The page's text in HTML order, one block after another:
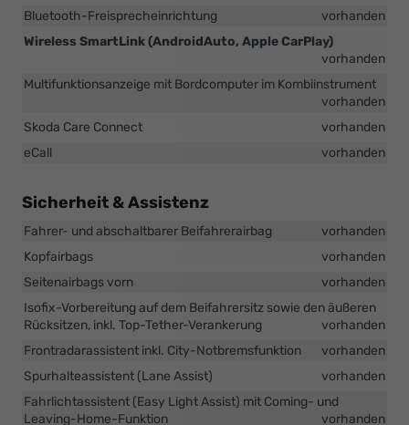
Bluetooth-Freisprecheinrichtung
vorhanden
Wireless SmartLink (AndroidAuto, Apple CarPlay)
vorhanden
Multifunktionsanzeige mit Bordcomputer im Kombiinstrument
vorhanden
Skoda Care Connect
vorhanden
eCall
vorhanden
Sicherheit & Assistenz
Fahrer- und abschaltbarer Beifahrerairbag
vorhanden
Kopfairbags
vorhanden
Seitenairbags vorn
vorhanden
Isofix-Vorbereitung auf dem Beifahrersitz sowie den äußeren
Rücksitzen, inkl. Top-Tether-Verankerung
vorhanden
Frontradarassistent inkl. City-Notbremsfunktion
vorhanden
Spurhalteassistent (Lane Assist)
vorhanden
Fahrlichtassistent (Easy Light Assist) mit Coming- und
Leaving-Home-Funktion
vorhanden